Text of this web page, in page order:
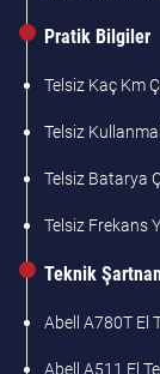
Pratik Bilgiler
Telsiz Kaç Km
Telsiz
Telsiz Batarya
Telsiz Frekans
Teknik
Abell A780T El
Abell A511 El